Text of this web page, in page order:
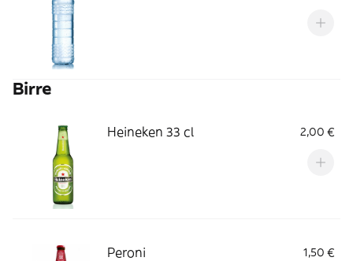
Birre
Heineken 33 cl 2,00 €
Peroni 1,50 €